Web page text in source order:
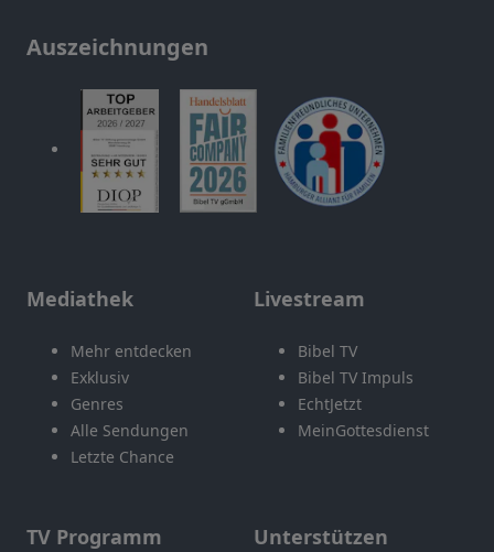
Auszeichnungen
Mediathek
Mehr entdecken
Exklusiv
Genres
Alle Sendungen
Letzte Chance
Livestream
Bibel TV
Bibel TV Impuls
EchtJetzt
MeinGottesdienst
TV Programm Unterstützen